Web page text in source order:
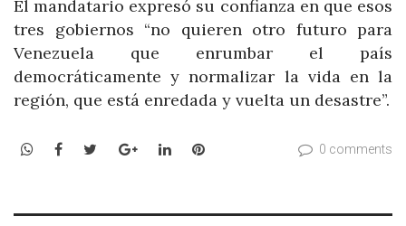
El mandatario expresó su confianza en que esos
tres gobiernos “no quieren otro futuro para
Venezuela que enrumbar el país
democráticamente y normalizar la vida en la
región, que está enredada y vuelta un desastre”.
WhatsApp
Facebook
TwitterGoogle+LinkedInPinterest 0 comments